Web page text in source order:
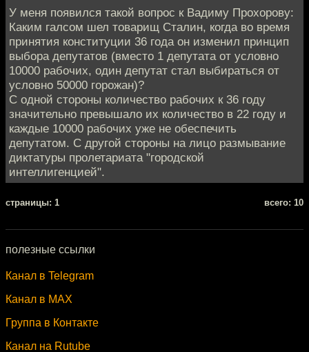
У меня появился такой вопрос к Вадиму Прохорову:
Каким галсом шел товарищ Сталин, когда во время
принятия конституции 36 года он изменил принцип
выбора депутатов (вместо 1 депутата от условно
10000 рабочих, один депутат стал выбираться от
условно 50000 горожан)?
С одной стороны количество рабочих к 36 году
значительно превышало их количество в 22 году и
каждые 10000 рабочих уже не обеспечить
депутатом. С другой стороны на лицо размывание
диктатуры пролетариата "городской
интеллигенцией".
cтраницы: 1 всего: 10
полезные ссылки
Канал в Telegram
Канал в MAX
Группа в Контакте
Канал на Rutube